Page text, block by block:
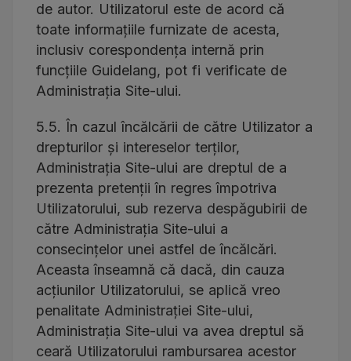
de autor. Utilizatorul este de acord că
toate informațiile furnizate de acesta,
inclusiv corespondența internă prin
funcțiile Guidelang, pot fi verificate de
Administrația Site-ului.
5.5. În cazul încălcării de către Utilizator a
drepturilor și intereselor terților,
Administrația Site-ului are dreptul de a
prezenta pretenții în regres împotriva
Utilizatorului, sub rezerva despăgubirii de
către Administrația Site-ului a
consecințelor unei astfel de încălcări.
Aceasta înseamnă că dacă, din cauza
acțiunilor Utilizatorului, se aplică vreo
penalitate Administrației Site-ului,
Administrația Site-ului va avea dreptul să
ceară Utilizatorului rambursarea acestor